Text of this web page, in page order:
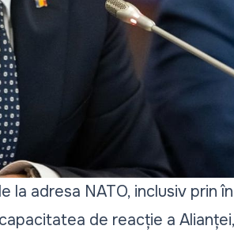
adresa NATO, inclusiv prin
de reacție a